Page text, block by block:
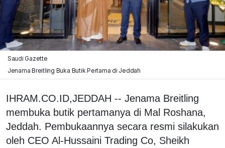
Saudi Gazette
Jenama Breitling Buka Butik Pertama di Jeddah
IHRAM.CO.ID,JEDDAH -- Jenama Breitling
membuka butik pertamanya di Mal Roshana,
Jeddah. Pembukaannya secara resmi silakukan
oleh CEO Al-Hussaini Trading Co, Sheikh